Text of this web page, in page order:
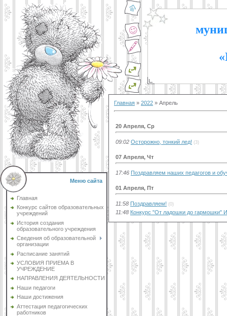
Меню сайта
Главная
Конкурс сайтов образовательных
учреждений
История создания
образовательного учреждения
Сведения об образовательной
организации
Расписание занятий
УСЛОВИЯ ПРИЕМА В
УЧРЕЖДЕНИЕ
НАПРАВЛЕНИЯ ДЕЯТЕЛЬНОСТИ
Наши педагоги
Наши достижения
Аттестация педагогических
работников
Главная » 2022 » Апрель
20 Апреля, Ср
09:02 Осторожно, тонкий лед! (3)
07 Апреля, Чт
17:46 Поздравляем наших педагогов и
01 Апреля, Пт
11:58 Поздравляем! (0)
11:48 Конкурс "От ладошки до гармошки"